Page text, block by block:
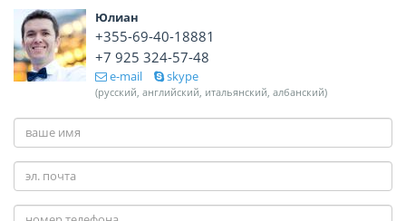
Юлиан
+355-69-40-18881
+7 925 324-57-48
e-mail skype
(русский, английский, итальянский, албанский)